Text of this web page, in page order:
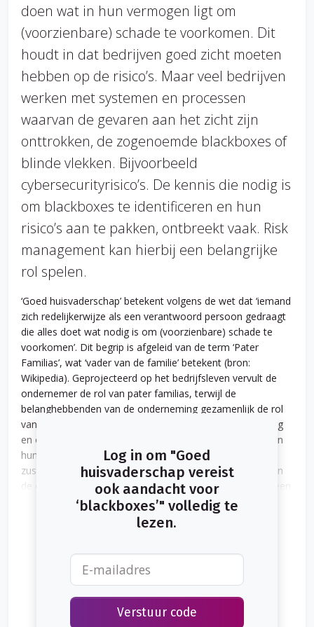
doen wat in hun vermogen ligt om
(voorzienbare) schade te voorkomen. Dit
houdt in dat bedrijven goed zicht moeten
hebben op de risico’s. Maar veel bedrijven
werken met systemen en processen
waarvan de gevaren aan het zicht zijn
onttrokken, de zogenoemde blackboxes of
blinde vlekken. Bijvoorbeeld
cybersecurityrisico’s. De kennis die nodig is
om blackboxes te identificeren en hun
risico’s aan te pakken, ontbreekt vaak. Risk
management kan hierbij een belangrijke
rol spelen.
‘Goed huisvaderschap’ betekent volgens de wet dat ‘iemand
zich redelijkerwijze als een verantwoord persoon gedraagt
die alles doet wat nodig is om (voorzienbare) schade te
voorkomen’. Dit begrip is afgeleid van de term ‘Pater
Familias’, wat ‘vader van de familie’ betekent (bron:
Wikipedia). Geprojecteerd op het bedrijfsleven vervult de
ondernemer de rol van pater familias, terwijl de
belanghebbenden van de onderneming gezamenlijk de rol
van familie vervullen. De lijst van belanghebbenden is lang
en omvat onder andere de werknemers van het bedrijf en
hun gezinsleden, aandeelhouders, banken, verzekeraars,
zusterbedrijven, klanten, leveranciers en accountants. Van
de ondernemer wordt verwacht dat hij of zij zorgt voor een
blijvende continuïteit van de bedrijfsactiviteiten die de
Log in om "Goed
huisvaderschap vereist
ook aandacht voor
‘blackboxes’" volledig te
lezen.
Verstuur code